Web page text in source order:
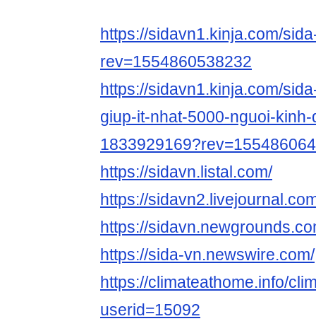
https://sidavn1.kinja.com/
rev=1554860538232
https://sidavn1.kinja.com/
giup-it-nhat-5000-nguoi-
https://sidavn.listal.com/
https://
https://
https://sida-vn.newswire.com/
https://climateathome.info/
userid=15092